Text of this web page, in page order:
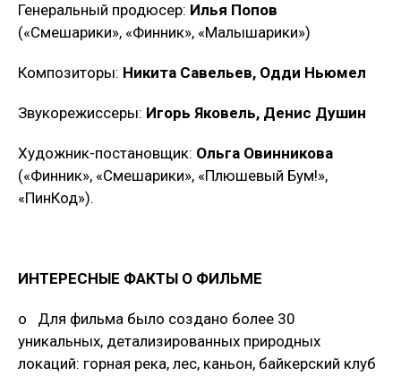
Генеральный продюсер: Илья Попов
(«Смешарики», «Финник», «Малышарики»)
Композиторы: Никита Савельев, Одди Ньюмел
Звукорежиссеры: Игорь Яковель, Денис Душин
Художник-постановщик: Ольга Овинникова
(«Финник», «Смешарики», «Плюшевый Бум!»,
«ПинКод»).
ИНТЕРЕСНЫЕ ФАКТЫ О ФИЛЬМЕ
o Для фильма было создано более 30
уникальных, детализированных природных
локаций: горная река, лес, каньон, байкерский клуб